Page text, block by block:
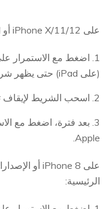
على iPhone X/11/12 أو iPad بدون زر الصفحة الرئيسية:
1. اضغط مع الاستمرار
(على iPad) حتى يظهر شريط إيقاف التشغيل.
2. اسحب الشريط لإيقاف تشغيل جهازك.
3. بعد فترة، اضغط مع
Apple.
الرئيسية: